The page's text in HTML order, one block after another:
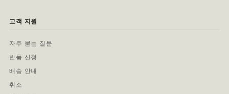
고객 지원
자주 묻는 질문
반품 신청
배송 안내
취소